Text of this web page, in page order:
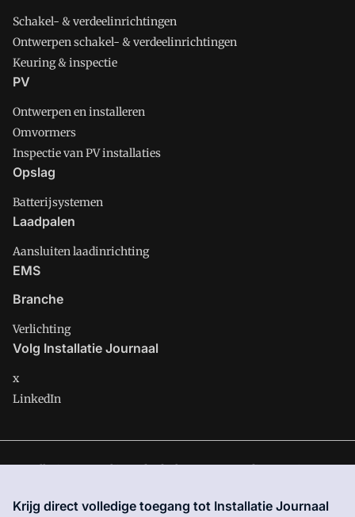
Schakel- & verdeelinrichtingen
Ontwerpen schakel- & verdeelinrichtingen
Keuring & inspectie
PV
Ontwerpen en installeren
Omvormers
Inspectie van PV installaties
Opslag
Batterijsystemen
Laadpalen
Aansluiten laadinrichting
EMS
Branche
Verlichting
Volg Installatie Journaal
x
LinkedIn
Installatie Journaal is onderdeel van VMN media. Lees inons
site zijn de volgende regelingen van toepassing:Algemene
Krijg direct volledige toegang tot Installatie Journaal